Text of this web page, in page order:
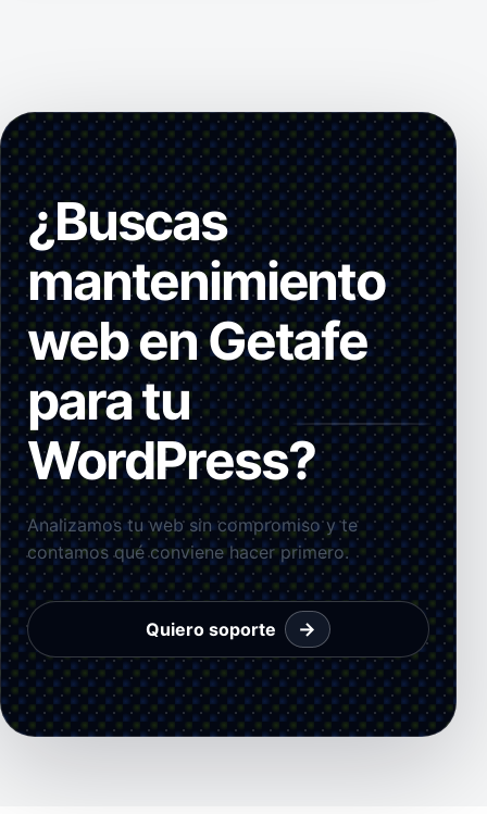
¿Buscas
mantenimiento
web en Getafe
para tu
WordPress?
Analizamos tu web sin compromiso y te
contamos qué conviene hacer primero.
Quiero soporte →